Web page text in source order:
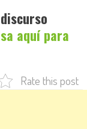
aquí para
Rate this post